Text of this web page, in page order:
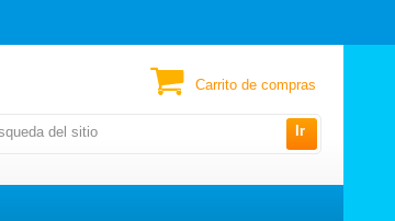
Ir
Carrito de compras